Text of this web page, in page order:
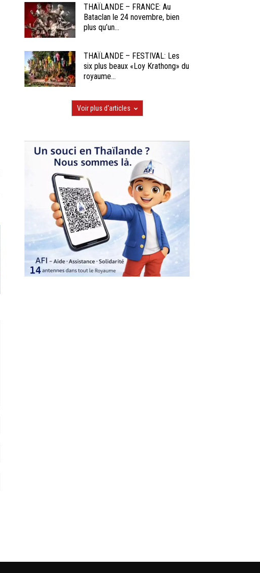
THAÏLANDE – FRANCE: Au
Bataclan le 24 novembre, bien
plus qu’un...
THAÏLANDE – FESTIVAL: Les
six plus beaux «Loy Krathong» du
royaume...
Voir plus d'articles